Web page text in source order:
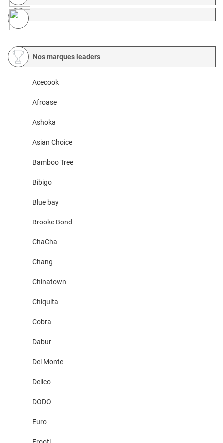
Nos marques leaders
Acecook
Afroase
Ashoka
Asian Choice
Bamboo Tree
Bibigo
Blue bay
Brooke Bond
ChaCha
Chang
Chinatown
Chiquita
Cobra
Dabur
Del Monte
Delico
DODO
Euro